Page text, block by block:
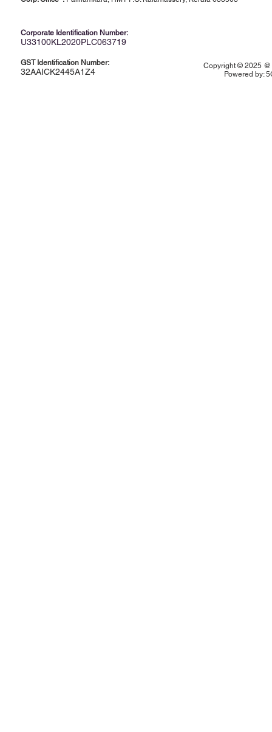
Corporate Identification Number:
U33100KL2020PLC063719
GST Identification Number:
32AAICK2445A1Z4
Copyright © 2025
Powered by: